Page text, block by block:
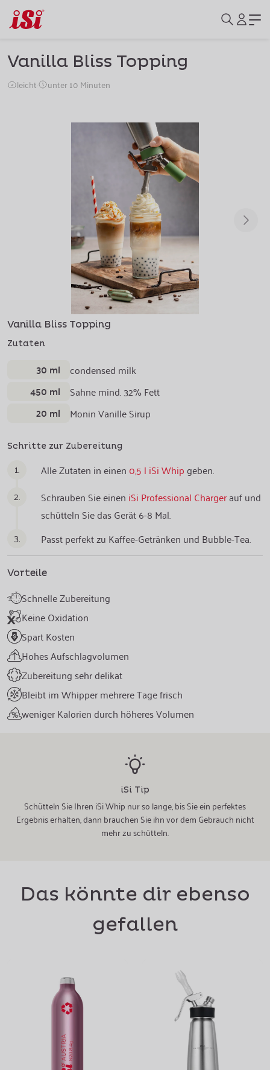
Vanilla Bliss Topping
leicht· unter 10 Minuten
Vanilla Bliss Topping
Zutaten
30 ml condensed milk
450 ml Sahne mind. 32% Fett
20 ml Monin Vanille Sirup
Schritte zur Zubereitung
1. Alle Zutaten in einen 0,5 l iSi Whipgeben.
2.
Schrauben Sie einen iSi Professional Chargerauf und
schütteln Sie das Gerät 6-8 Mal.
3.
Passt perfekt zu Kaffee-Getränken und Bubble-Tea.
Vorteile
Schnelle Zubereitung
Keine Oxidation
Spart Kosten
Hohes Aufschlagvolumen
Zubereitung sehr delikat
Bleibt im Whipper mehrere Tage frisch
weniger Kalorien durch höheres Volumen
iSi Tip
Schütteln Sie Ihren iSi Whip nur so lange, bis Sie ein perfektes
Ergebnis erhalten, dann brauchen Sie ihn vor dem Gebrauch nicht
mehr zu schütteln.
Das könnte dir ebenso
gefallen